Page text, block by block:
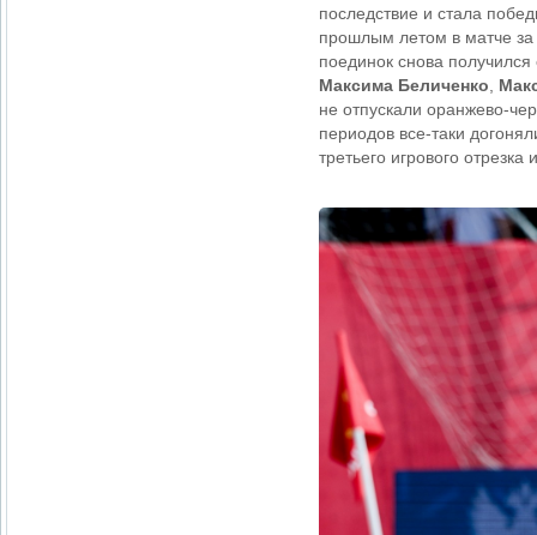
последствие и стала
прошлым летом в матче за
поединок снова
Максима Беличенко
не отпускали оранжево-
периодов все-таки
третьего игрового